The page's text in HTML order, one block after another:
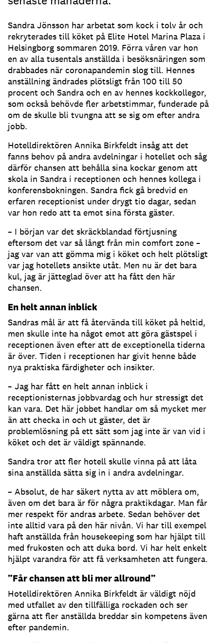
Sandra Jönsson har arbetat som kock i tolv år och
rekryterades till köket på Elite Hotel Marina Plaza i
Helsingborg sommaren 2019. Förra våren var hon
en av alla tusentals anställda i besöksnäringen som
drabbades när coronapandemin slog till. Hennes
anställning ändrades plötsligt från 100 till 50
procent och Sandra och en av hennes kockkollegor,
som också behövde fler arbetstimmar, funderade på
om de skulle bli tvungna att se sig om efter andra
jobb.
Hotelldirektören Annika Birkfeldt insåg att det
fanns behov på andra avdelningar i hotellet och såg
därför chansen att behålla sina kockar genom att
skola in Sandra i receptionen och hennes kollega i
konferensbokningen. Sandra fick gå bredvid en
erfaren receptionist under drygt tio dagar, sedan
var hon redo att ta emot sina första gäster.
– I början var det skräckblandad förtjusning
eftersom det var så långt från min comfort zone –
jag var van att gömma mig i köket och helt plötsligt
var jag hotellets ansikte utåt. Men nu är det bara
kul, jag är jätteglad över att ha fått den här
chansen.
En helt annan inblick
Sandras mål är att få återvända till köket på heltid,
men skulle inte ha något emot att göra gästspel i
receptionen även efter att de exceptionella tiderna
är över. Tiden i receptionen har givit henne både
nya praktiska färdigheter och insikter.
– Jag har fått en helt annan inblick i
receptionisternas jobbvardag och hur stressigt det
kan vara. Det här jobbet handlar om så mycket mer
än att checka in och ut gäster, det är
problemlösning på ett sätt som jag inte är van vid i
köket och det är väldigt spännande.
Sandra tror att fler hotell skulle vinna på att låta
sina anställda sätta sig in i andra avdelningar.
– Absolut, de har säkert nytta av att möblera om,
även om det bara är för några praktikdagar. Man får
mer respekt för andras arbete. Sedan behöver det
inte alltid vara på den här nivån. Vi har till exempel
haft anställda från housekeeping som har hjälpt till
med frukosten och att duka bord. Vi har helt enkelt
hjälpt varandra för att få verksamheten att fungera.
”Får chansen att bli mer allround”
Hotelldirektören Annika Birkfeldt är väldigt nöjd
med utfallet av den tillfälliga rockaden och ser
gärna att fler anställda breddar sin kompetens även
efter pandemin.